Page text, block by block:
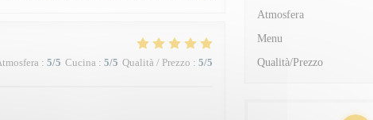
: 5/5 Cucina : 5/5 Qualità / Prezzo : 5/5
Atmosfera
Menu
Qualità/Prezzo